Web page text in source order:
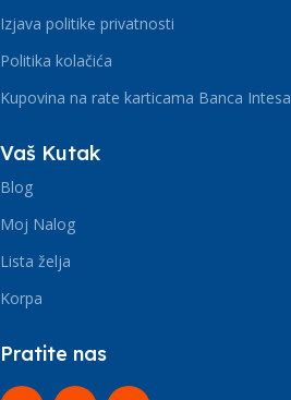
Izjava politike privatnosti
Politika kolačića
Kupovina na rate karticama Banca Intesa
Vaš Kutak
Blog
Moj Nalog
Lista želja
Korpa
Pratite nas